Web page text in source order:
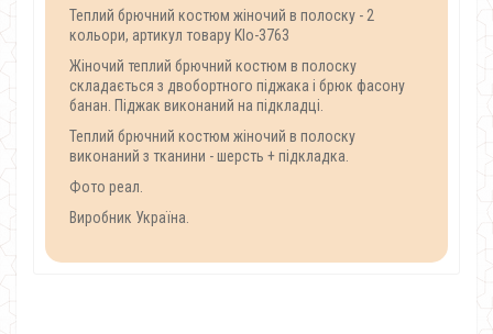
Теплий брючний костюм жіночий в полоску - 2
кольори, артикул товару Klo-3763
Жіночий теплий брючний костюм в полоску
складається з двобортного піджака і брюк фасону
банан. Піджак виконаний на підкладці.
Теплий брючний костюм жіночий в полоску
виконаний з тканини - шерсть + підкладка.
Фото реал.
Виробник Україна.